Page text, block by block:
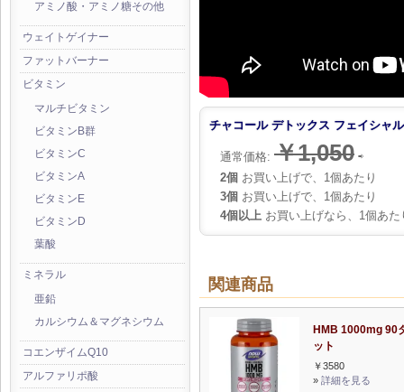
アミノ酸・アミノ糖その他
ウェイトゲイナー
ファットバーナー
ビタミン
マルチビタミン
ビタミンB群
ビタミンC
ビタミンA
ビタミンE
ビタミンD
葉酸
ミネラル
亜鉛
カルシウム＆マグネシウム
コエンザイムQ10
アルファリポ酸
チャコール デトックス フェイシャ
通常価格: ￥1,050 ⇨
2個 お買い上げで、1個あたり
3個 お買い上げで、1個あたり
4個以上 お買い上げなら、1個あた
関連商品
HMB 1000mg 90
ット
￥3580
» 詳細を見る